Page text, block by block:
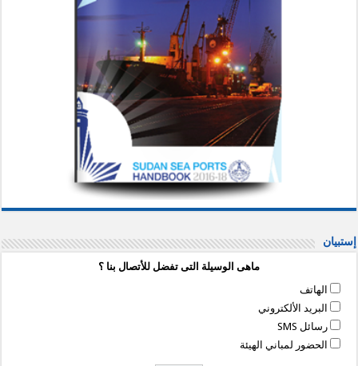
إستبيان
ماهى الوسيلة التى تفضل للأتصال بنا ؟
الهاتف
البريد الألكتروني
رسائل SMS
الحضور لمباني الهيئة